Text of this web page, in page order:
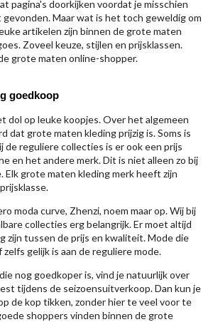
pagina's doorkijken voordat je misschien
Maar wat is het toch geweldig om
artikelen zijn binnen de grote maten
Zoveel keuze, stijlen en prijsklassen.
grote maten online-shopper.
goedkoop
dol op leuke koopjes. Over het algemeen
dat grote maten kleding prijzig is. Soms is
de reguliere collecties is er ook een prijs
en het andere merk. Dit is niet alleen zo bij
Elk grote maten kleding merk heeft zijn
moda curve, Zhenzi, noem maar op. Wij bij
collecties erg belangrijk. Er moet altijd
zijn tussen de prijs en kwaliteit. Mode die
gelijk is aan de reguliere mode.
nog goedkoper is, vind je natuurlijk over
tijdens de seizoensuitverkoop. Dan kun je
de kop tikken, zonder hier te veel voor te
shoppers vinden binnen de grote